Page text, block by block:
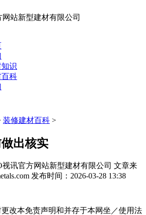
识
科
装修建材百科 >
出核实
讯官方网站新型建材有限公司 文章来
发布时间：2026-03-28 13:38
本免责声明和并存于本网坐／使用法